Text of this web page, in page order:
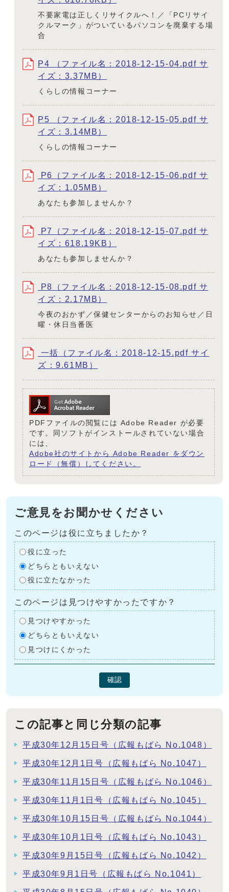
不要家電は正しくリサイクルへ！／「PCリサイ
クルマーク」がついているパソコンを廃棄する場
合
P4 （ファイル名：2018-12-15-04.pdf サ
イズ：3.37MB）
くらしの情報コーナー
P5 （ファイル名：2018-12-15-05.pdf サ
イズ：3.14MB）
くらしの情報コーナー
P6（ファイル名：2018-12-15-06.pdf サ
イズ：1.05MB）
あなたも参加しませんか？
P7（ファイル名：2018-12-15-07.pdf サ
イズ：618.19KB）
あなたも参加しませんか？
P8（ファイル名：2018-12-15-08.pdf サ
イズ：2.17MB）
今夜のおかず／保健センターからのお知らせ／日
曜・休日当番医
一括（ファイル名：2018-12-15.pdf サイ
ズ：9.61MB）
PDFファイルの閲覧には Adobe Reader が必要
です。同ソフトがインストールされていない場合
には、
Adobe社のサイトから Adobe Reader をダウン
ロード（無償）してください。
ご意見をお聞かせください
このページは役に立ちましたか？
役に立った
どちらともいえない
役に立たなかった
このページは見つけやすかったですか？
見つけやすかった
どちらともいえない
見つけにくかった
確認
この記事と同じ分類の記事
平成30年12月15日号（広報もばら No.1048）
平成30年12月1日号（広報もばら No.1047）
平成30年11月15日号（広報もばら No.1046）
平成30年11月1日号（広報もばら No.1045）
平成30年10月15日号（広報もばら No.1044）
平成30年10月1日号（広報もばら No.1043）
平成30年9月15日号（広報もばら No.1042）
平成30年9月1日号（広報もばら No.1041）